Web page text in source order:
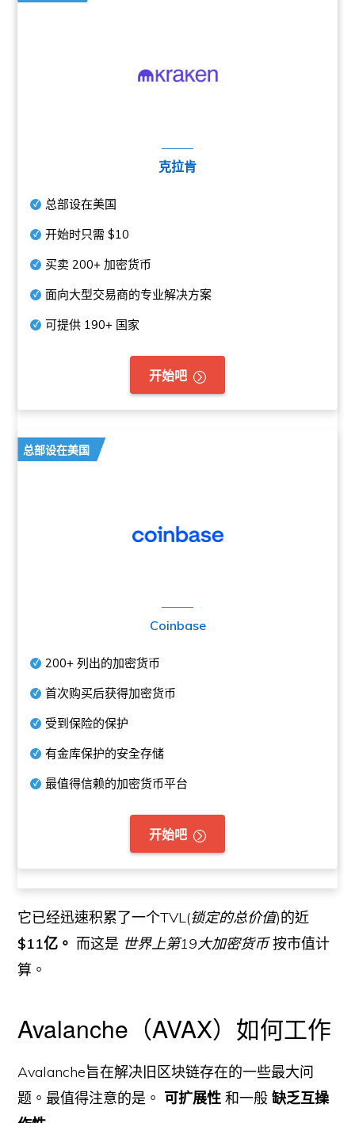
克拉肯
总部设在美国
开始时只需$10
买卖200+ 加密货币
面向大型交易商的专业解决方案
可提供 190+ 国家
开始吧
总部设在美国
Coinbase
200+ 列出的加密货币
首次购买后获得加密货币
受到保险的保护
有金库保护的安全存储
最值得信赖的加密货币平台
开始吧
它已经迅速积累了一个TVL(锁定的总价值)的近
$11亿。 而这是 世界上第19大加密货币按市值计
算。
Avalanche（AVAX）如何工作
Avalanche旨在解决旧区块链存在的一些最大问
题。最值得注意的是。 可扩展性 和一般缺乏互操